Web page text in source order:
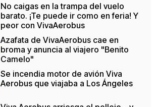
No caigas en la trampa del vuelo
barato. ¡Te puede ir como en feria! Y
peor con VivaAerobus
Azafata de VivaAerobus cae en
broma y anuncia al viajero "Benito
Camelo"
Se incendia motor de avión Viva
Aerobus que viajaba a Los Ángeles